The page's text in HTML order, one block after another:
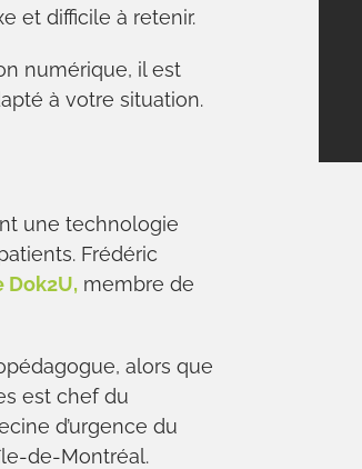
et difficile à retenir.
numérique, il est
à votre situation.
une technologie
Frédéric
Dok2U,membre de
alors que
est chef du
d’urgence du
de-Montréal.